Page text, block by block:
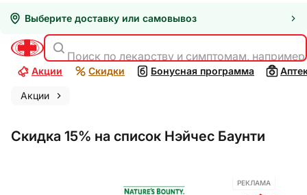
Выберите доставку или самовывоз
Поиск по лекарству и симптомам,
Акции Скидки Бонусная программа
Акции
Скидка 15% на список Нэйчес Баунти
РЕКЛАМА